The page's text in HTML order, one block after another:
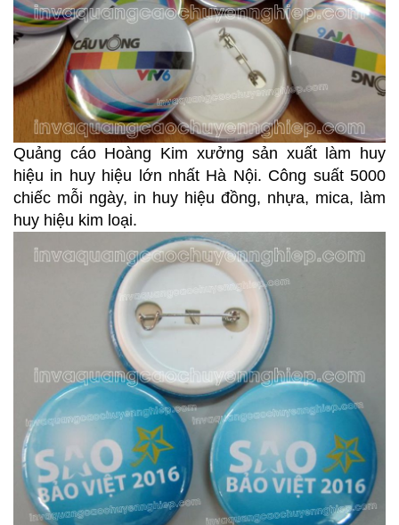
Quảng cáo Hoàng Kim xưởng sản xuất làm huy
hiệu in huy hiệu lớn nhất Hà Nội. Công suất 5000
chiếc mỗi ngày, in huy hiệu đồng, nhựa, mica, làm
huy hiệu kim loại.